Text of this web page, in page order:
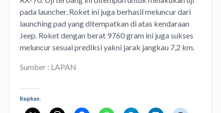
pada launcher. Roket ini juga berhasil meluncur dari
launching pad yang ditempatkan di atas kendaraan
Jeep. Roket dengan berat 9760 gram ini juga sukses
meluncur sesuai prediksi yakni jarak jangkau 7,2 km.
Sumber : LAPAN
Bagikan: